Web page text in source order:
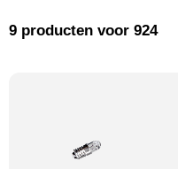
Mijn account
9 producten voor 924